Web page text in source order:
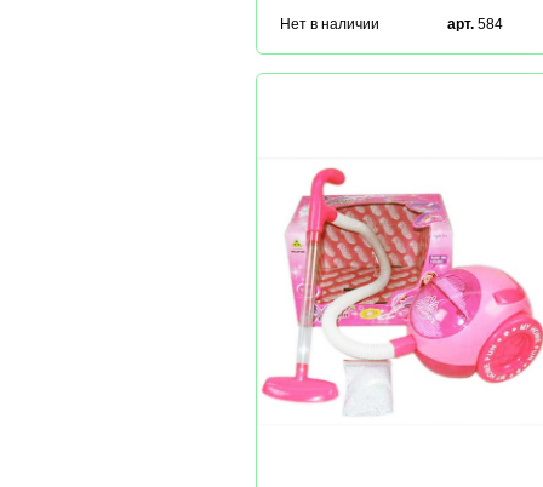
Нет в наличии арт. 584